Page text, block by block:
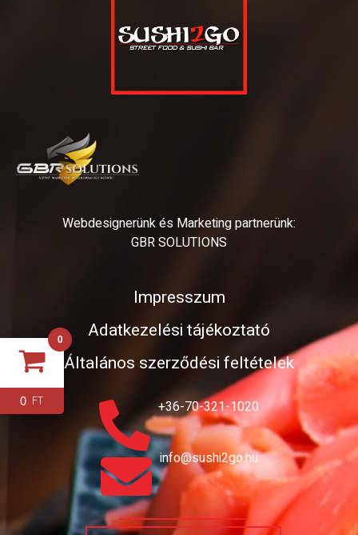
Webdesignerünk és Marketing partnerünk:
GBR SOLUTIONS
Impresszum
Adatkezelési tájékoztató
Általános szerződési feltételek
+36-70-321-1020
info@sushi2go.hu
0
0 FT